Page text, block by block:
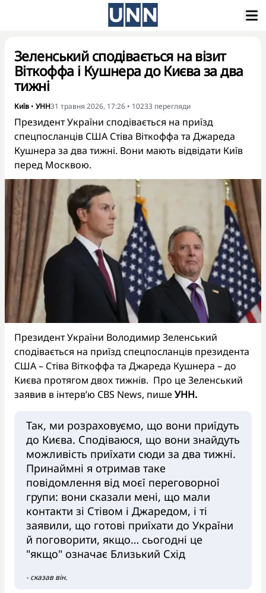
Зеленський сподівається на візит
Віткоффа і Кушнера до Києва за два
тижні
Київ • УНН31 травня 2026, 17:26 • 10233 перегляди
Президент України сподівається на приїзд
спецпосланців США Стіва Віткоффа та Джареда
Кушнера за два тижні. Вони мають відвідати Київ
перед Москвою.
Президент України Володимир Зеленський
сподівається на приїзд спецпосланців президента
США – Стіва Віткоффа та Джареда Кушнера – до
Києва протягом двох тижнів. Про це Зеленський
заявив в інтерв’ю CBS News, пише УНН.
Так, ми розраховуємо, що вони приїдуть
до Києва. Сподіваюся, що вони знайдуть
можливість приїхати сюди за два тижні.
Принаймні я отримав таке
повідомлення від моєї переговорної
групи: вони сказали мені, що мали
контакти зі Стівом і Джаредом, і ті
заявили, що готові приїхати до України
й поговорити, якщо… сьогодні це
"якщо" означає Близький Схід
- сказав він.